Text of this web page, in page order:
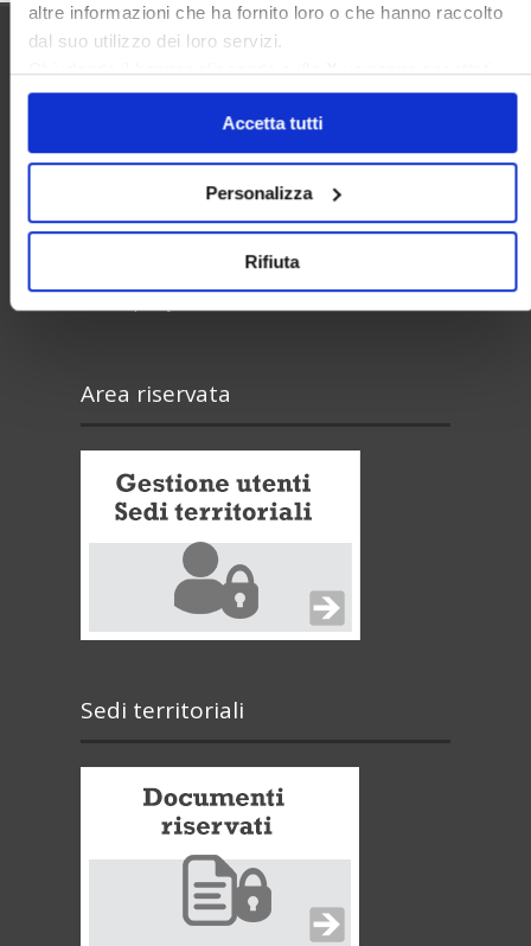
altre informazioni che ha fornito loro o che hanno raccolto
dal suo utilizzo dei loro servizi.
Chiudendo il banner cliccando sullaXverranno accettati
solo i cookie necessari.
Accetta tutti
Personalizza
Rifiuta
Utilità
Area riservata
Sedi territoriali